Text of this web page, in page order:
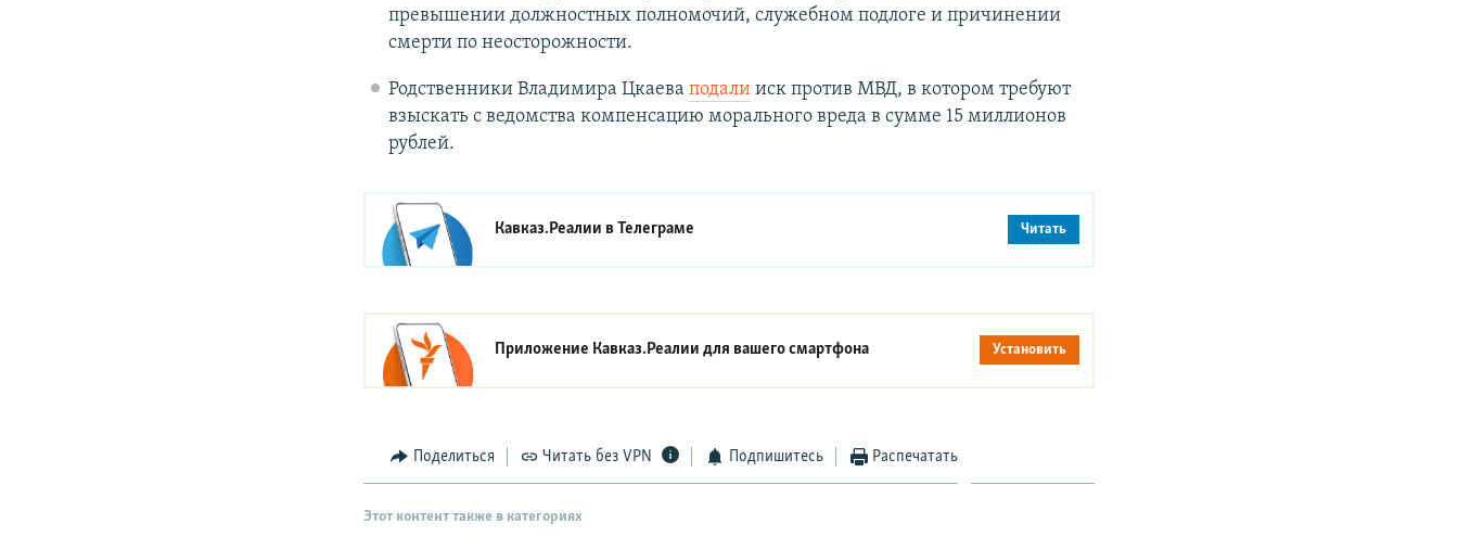
превышении должностных полномочий, служебном подлоге и причинении
смерти по неосторожности.
Родственники Владимира Цкаева подалииск против МВД, в котором требуют
взыскать с ведомства компенсацию морального вреда в сумме 15 миллионов
рублей.
Кавказ.Реалии вТелеграме Читать
Приложение Кавказ.Реалии для вашего смартфона Установить
Поделиться Читать без VPN Подпишитесь Распечатать
Этот контент также в категориях